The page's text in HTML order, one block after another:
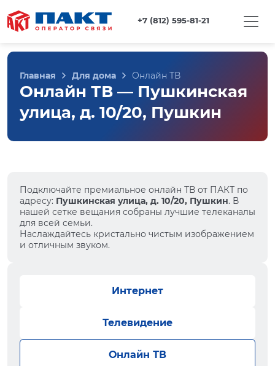
+7 (812) 595-81-21
Главная Для дома Онлайн ТВ
Онлайн ТВ — Пушкинская
улица, д. 10/20, Пушкин
Подключайте премиальное онлайн ТВ от ПАКТ по
адресу: Пушкинская улица, д. 10/20, Пушкин. В
нашей сетке вещания собраны лучшие телеканалы
для всей семьи.
Наслаждайтесь кристально чистым изображением
и отличным звуком.
Интернет
Телевидение
Онлайн ТВ